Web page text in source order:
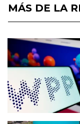
MÁS DE LA